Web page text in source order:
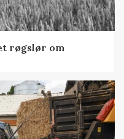
røgslør om